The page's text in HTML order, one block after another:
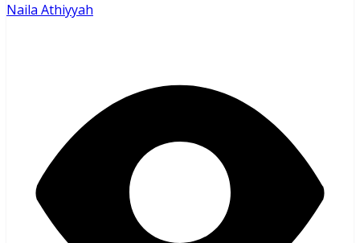
Naila Athiyyah